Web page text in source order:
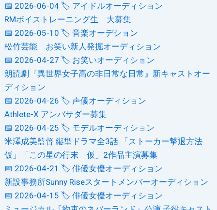
📅 2026-06-04 🏷️ アイドルオーディション
RMボイストレーニング生 大募集
📅 2026-05-10 🏷️ 音楽オーデション
松竹芸能 お笑い新人発掘オーディション
📅 2026-04-27 🏷️ お笑いオーディション
朗読劇『異世界女子高の非日常な日常』新キャストオー
ディション
📅 2026-04-26 🏷️ 声優オーディション
Athlete-X アンバサダー募集
📅 2026-04-25 🏷️ モデルオーディション
米澤成美監督 縦型ドラマ全3話 「ストーカー撃退方法
仮」「この星の行末 仮」2作品主演募集
📅 2026-04-21 🏷️ 俳優女優オーディション
新設事務所Sunny Riseスタートメンバーオーディション
📅 2026-04-15 🏷️ 俳優女優オーディション